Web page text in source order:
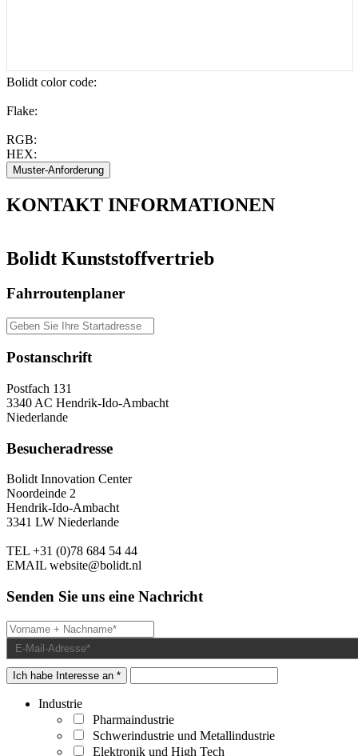
Bolidt color code:
Flake:
RGB:
HEX:
KONTAKT INFORMATIONEN
Bolidt Kunststoffvertrieb
Fahrroutenplaner
Postanschrift
Postfach 131
3340 AC Hendrik-Ido-Ambacht
Niederlande
Besucheradresse
Bolidt Innovation Center
Noordeinde 2
Hendrik-Ido-Ambacht
3341 LW Niederlande
TEL +31 (0)78 684 54 44
EMAIL website@bolidt.nl
Senden Sie uns eine Nachricht
Ich habe Interesse an *
Industrie
Pharmaindustrie
Schwerindustrie und Metallindustrie
Elektronik und High Tech